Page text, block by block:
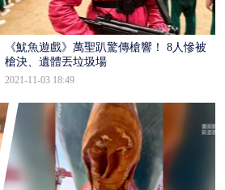
《魷魚遊戲》萬聖趴驚傳槍響！ 8人慘被
槍決、遺體丟垃圾場
2021-11-03 18:49